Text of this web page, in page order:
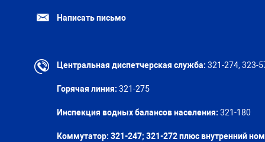
Написать письмо
Центральная диспетчерская служба: 321-274, 323-
Горячая линия: 321-275
Инспекция водных балансов населения: 321-180
Коммутатор: 321-247; 321-272 плюс внутренний